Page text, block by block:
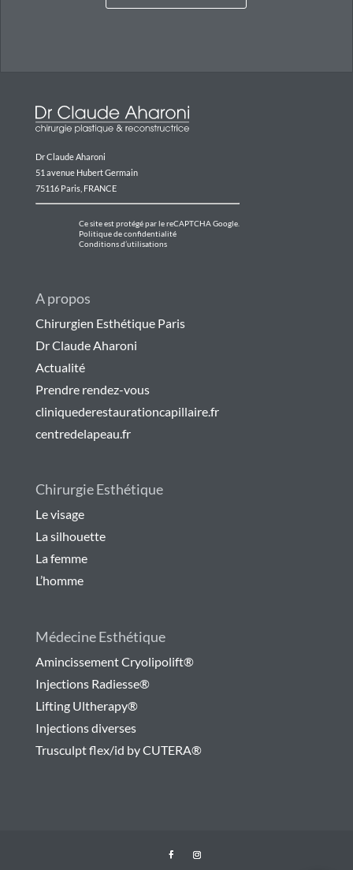
Dr Claude Aharoni
51 avenue Hubert Germain
75116 Paris, FRANCE
Ce site est protégé par le reCAPTCHA Google.
Politique de confidentialité
Conditions d’utilisations
A propos
Chirurgien Esthétique Paris
Dr Claude Aharoni
Actualité
Prendre rendez-vous
cliniquederestaurationcapillaire.fr
centredelapeau.fr
Chirurgie Esthétique
Le visage
La silhouette
La femme
L’homme
Médecine Esthétique
Amincissement Cryolipolift®
Injections Radiesse®
Lifting Ultherapy®
Injections diverses
Trusculpt flex/id by CUTERA®